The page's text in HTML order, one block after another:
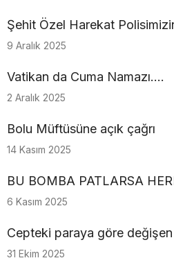
Şehit Özel Harekat
9 Aralık 2025
Vatikan da Cuma Namazı....
2 Aralık 2025
Bolu Müftüsüne açık çağrı
14 Kasım 2025
BU BOMBA PATLARSA
6 Kasım 2025
Cepteki paraya göre
31 Ekim 2025